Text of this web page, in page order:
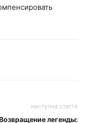
наступна стаття
Возвращение легенды: